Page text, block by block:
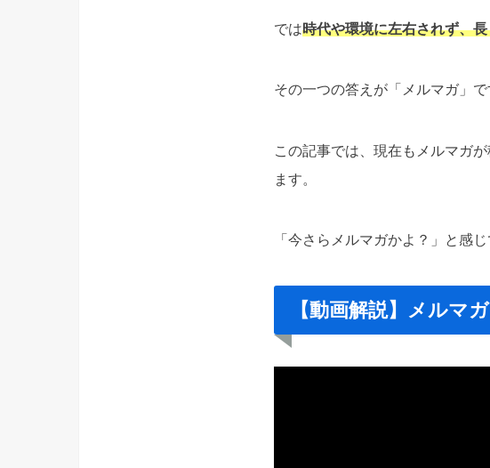
では時代や環境に左右されず、
その一つの答えが「メルマガ」で
この記事では、現在もメルマガ
ます。
「今さらメルマガかよ？」と感
【動画解説】メルマ